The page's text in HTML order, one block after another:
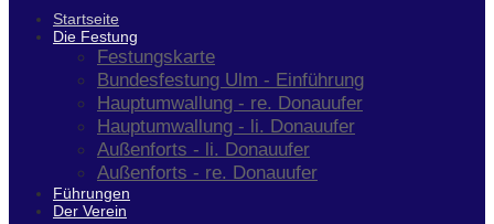
Startseite
Die Festung
Festungskarte
Bundesfestung Ulm - Einführung
Hauptumwallung - re. Donauufer
Hauptumwallung - li. Donauufer
Außenforts - li. Donauufer
Außenforts - re. Donauufer
Führungen
Der Verein